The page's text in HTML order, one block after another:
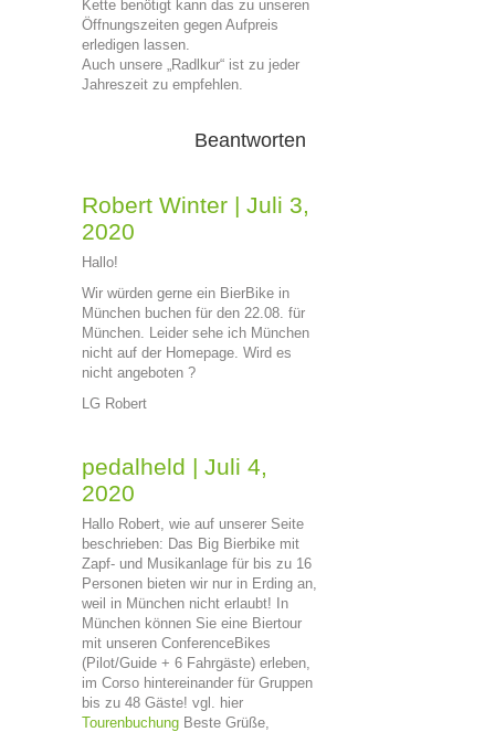
Kette benötigt kann das zu unseren
Öffnungszeiten gegen Aufpreis
erledigen lassen.
Auch unsere „Radlkur“ ist zu jeder
Jahreszeit zu empfehlen.
Beantworten
Robert Winter | Juli 3,
2020
Hallo!
Wir würden gerne ein BierBike in
München buchen für den 22.08. für
München. Leider sehe ich München
nicht auf der Homepage. Wird es
nicht angeboten ?
LG Robert
pedalheld | Juli 4,
2020
Hallo Robert, wie auf unserer Seite
beschrieben: Das Big Bierbike mit
Zapf- und Musikanlage für bis zu 16
Personen bieten wir nur in Erding an,
weil in München nicht erlaubt! In
München können Sie eine Biertour
mit unseren ConferenceBikes
(Pilot/Guide + 6 Fahrgäste) erleben,
im Corso hintereinander für Gruppen
bis zu 48 Gäste! vgl. hier
Tourenbuchung Beste Grüße,